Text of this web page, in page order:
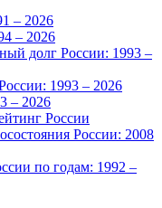
– 2026
– 2026
долг России: 1993 –
1993 – 2026
– 2026
России
России: 2008
по годам: 1992 –